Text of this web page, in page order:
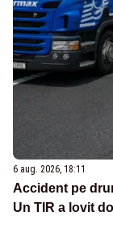
6 aug. 2026, 18:11
Accident pe
Un TIR a lovit